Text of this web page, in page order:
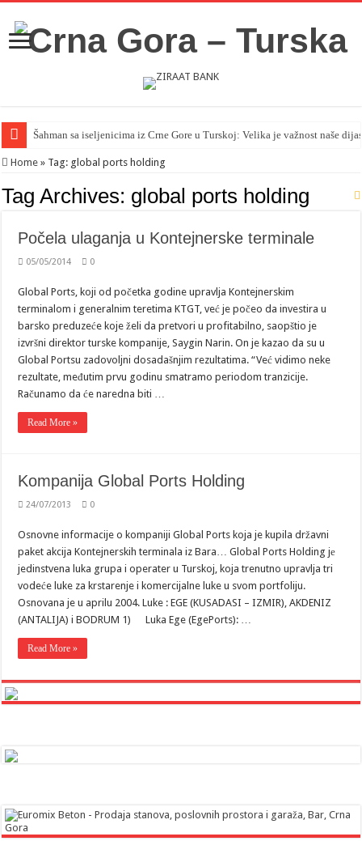
Šahman sa iseljenicima iz Crne Gore u Turskoj: Velika je važnost naše
Home » Tag: global ports holding
Tag Archives: global ports holding
Počela ulaganja u Kontejnerske terminale
05/05/2014 0
Global Ports, koji od početka godine upravlja Kontejnerskim
terminalom i generalnim teretima KTGT, već je počeo da investira u
barsko preduzeće koje želi da pretvori u profitabilno, saopštio je
izvršni direktor turske kompanije, Saygin Narin. On je kazao da su u
Global Portsu zadovoljni dosadašnjim rezultatima. “Već vidimo neke
rezultate, međutim prvu godinu smatramo periodom tranzicije.
Računamo da će naredna biti …
Read More »
Kompanija Global Ports Holding
24/07/2013 0
Osnovne informacije o kompaniji Global Ports koja je kupila državni
paket akcija Kontejnerskih terminala iz Bara… Global Ports Holding jе
jedinstvena luka grupa i operater u Turskoj, koja trenutno upravlja tri
vodeće luke za krstarenje i komercijalne luke u svom portfoliju.
Osnovana je u aprilu 2004. Luke : EGE (KUSADASI – IZMIR), AKDENIZ
(ANTALIJA) i BODRUM 1) Luka Ege (EgePorts): …
Read More »